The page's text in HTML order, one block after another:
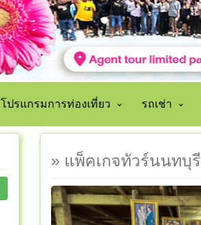
โปรแกรมการท่องเที่ยว รถเช่า
» แพ็คเกจทัวร์นนทบุรี